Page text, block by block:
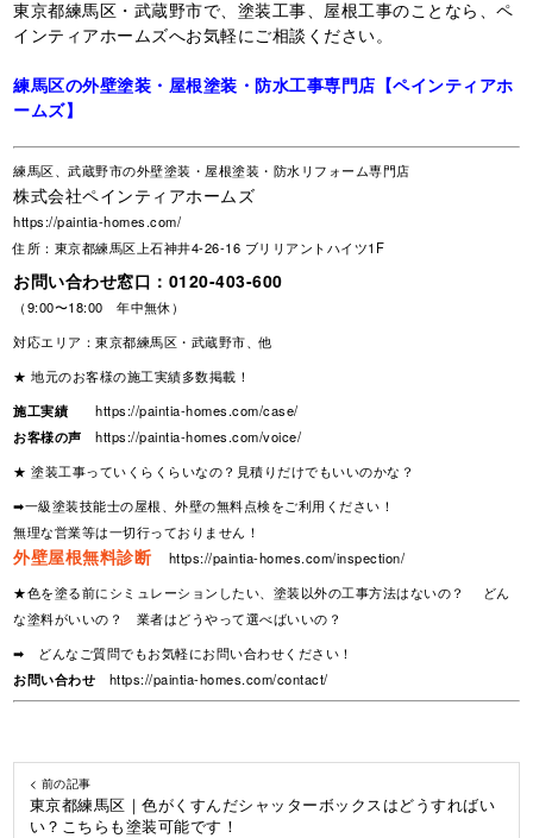
東京都練馬区・武蔵野市で、塗装工事、屋根工事のことなら、ペ
インティアホームズへお気軽にご相談ください。
練馬区の外壁塗装・屋根塗装・防水工事専門店【ペインティアホ
ームズ】
練馬区、武蔵野市の外壁塗装・屋根塗装・防水リフォーム専門店
株式会社ペインティアホームズ
https://paintia-homes.com/
住所：東京都練馬区上石神井4-26-16 ブリリアントハイツ1F
お問い合わせ窓口： 0120-403-600
（9:00〜18:00 年中無休）
対応エリア：東京都練馬区・武蔵野市、他
★ 地元のお客様の施工実績多数掲載！
施工実績
https://paintia-homes.com/case/
お客様の声
https://paintia-homes.com/voice/
★ 塗装工事っていくらくらいなの？見積りだけでもいいのかな？
➡一級塗装技能士の屋根、外壁の無料点検をご利用ください！
無理な営業等は一切行っておりません！
外壁屋根無料診断
https://paintia-homes.com/inspection/
★色を塗る前にシミュレーションしたい、塗装以外の工事方法はないの？ どん
な塗料がいいの？ 業者はどうやって選べばいいの？
➡ どんなご質問でもお気軽にお問い合わせください！
お問い合わせ
https://paintia-homes.com/contact/
< 前の記事
東京都練馬区｜色がくすんだシャッターボックスはどうすればい
い？こちらも塗装可能です！